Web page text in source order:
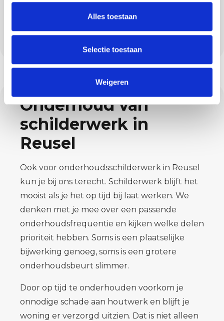
Alles toestaan
Selectie toestaan
Weigeren
opgeleverd. Zo blijft het traject overzichtelijk
Onderhoud van
schilderwerk in
Reusel
Ook voor onderhoudsschilderwerk in Reusel
kun je bij ons terecht. Schilderwerk blijft het
mooist als je het op tijd bij laat werken. We
denken met je mee over een passende
onderhoudsfrequentie en kijken welke delen
prioriteit hebben. Soms is een plaatselijke
bijwerking genoeg, soms is een grotere
onderhoudsbeurt slimmer.
Door op tijd te onderhouden voorkom je
onnodige schade aan houtwerk en blijft je
woning er verzorgd uitzien. Dat is niet alleen